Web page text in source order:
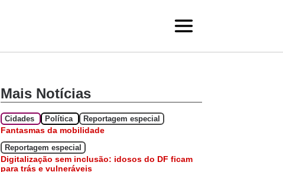
Mais Notícias
Cidades Política Reportagem especial
Fantasmas da mobilidade
Reportagem especial
Digitalização sem inclusão: idosos do DF ficam
para trás e vulneráveis